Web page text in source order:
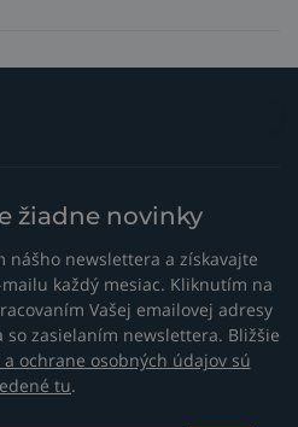
žiadne novinky
nášho newslettera a získavajte
každý mesiac. Kliknutím na
Vašej emailovej adresy
so zasielaním newslettera. Bližšie
ochrane osobných údajov sú
tu.